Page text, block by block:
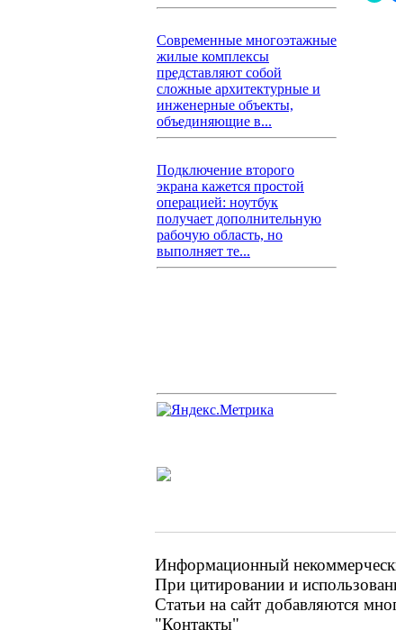
Современные многоэтажные
жилые комплексы
представляют собой
сложные архитектурные и
инженерные объекты,
объединяющие в...
Подключение второго
экрана кажется простой
операцией: ноутбук
получает дополнительную
рабочую область, но
выполняет те...
Информационный
При цитировании и
Статьи на сайт добавляются
"Контакты"